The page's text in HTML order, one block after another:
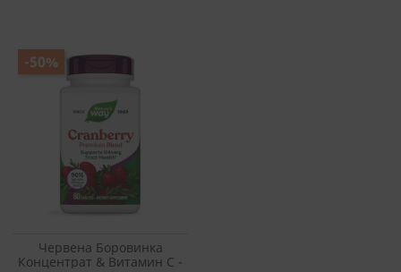
Червена Боровинка
Концентрат & Витамин С -
-50%